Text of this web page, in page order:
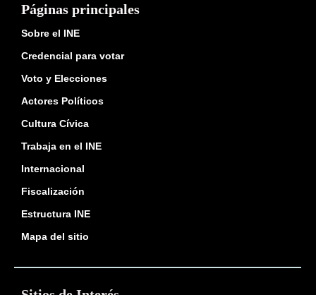
Páginas principales
Sobre el INE
Credencial para votar
Voto y Elecciones
Actores Políticos
Cultura Cívica
Trabaja en el INE
Internacional
Fiscalización
Estructura INE
Mapa del sitio